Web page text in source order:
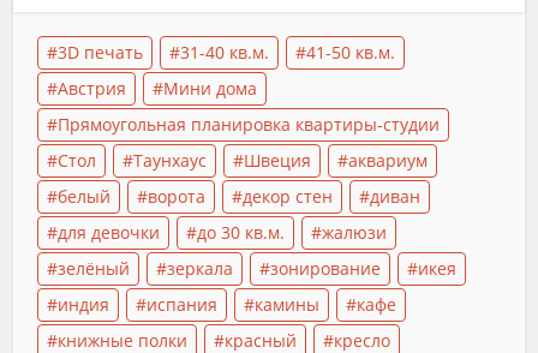
3D печать 31-40 кв.м.
41-50 кв.м.
Австрия
Мини дома
Прямоугольная планировка квартиры-студии
Стол
Таунхаус Швеция
аквариум
белый
ворота декор стен
диван
для девочки
до 30 кв.м.
жалюзи
зелёный
зеркала зонирование
икея
индия
испания камины
кафе
книжные полки
красный
кресло